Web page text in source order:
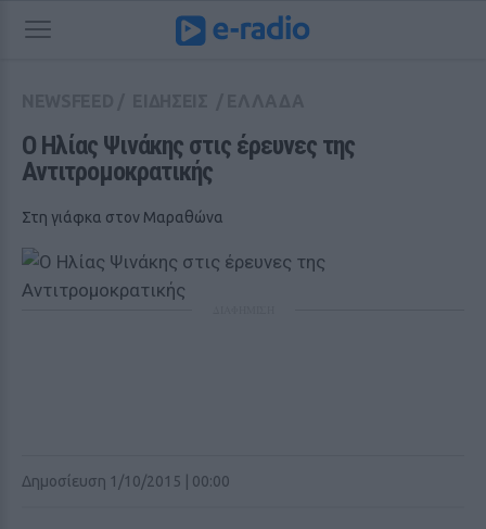
Ο Ηλίας Ψινάκης στις έρευνες της
Αντιτρομοκρατικής
Στη γιάφκα στον Μαραθώνα
Δημοσίευση 1/10/2015 | 00:00